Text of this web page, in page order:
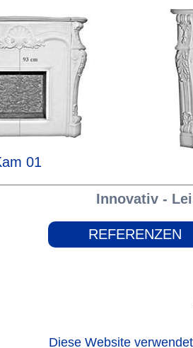
01
Innovativ -
REFERENZEN
Diese Website